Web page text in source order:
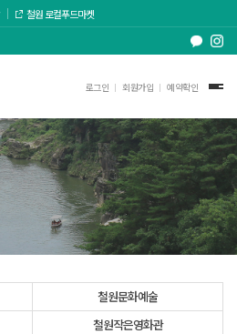
철원 로컬푸드마켓
로그인 회원가입 예약확인
철원문화예술
철원작은영화관